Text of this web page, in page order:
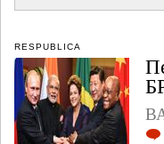
RESPUBLICA